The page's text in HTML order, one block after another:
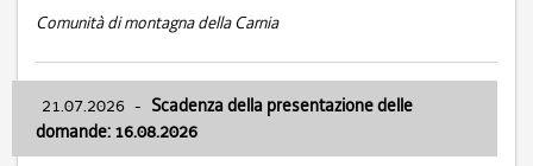
Comunità di montagna della Carnia
21.07.2026 - Scadenza della presentazione delle
domande: 16.08.2026